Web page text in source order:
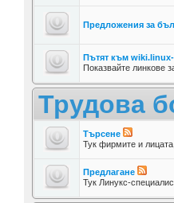
Предложения за
Пътят към
Показвайте линкове
Трудова
Търсене
Тук фирмите и
Предлагане
Тук Линукс-